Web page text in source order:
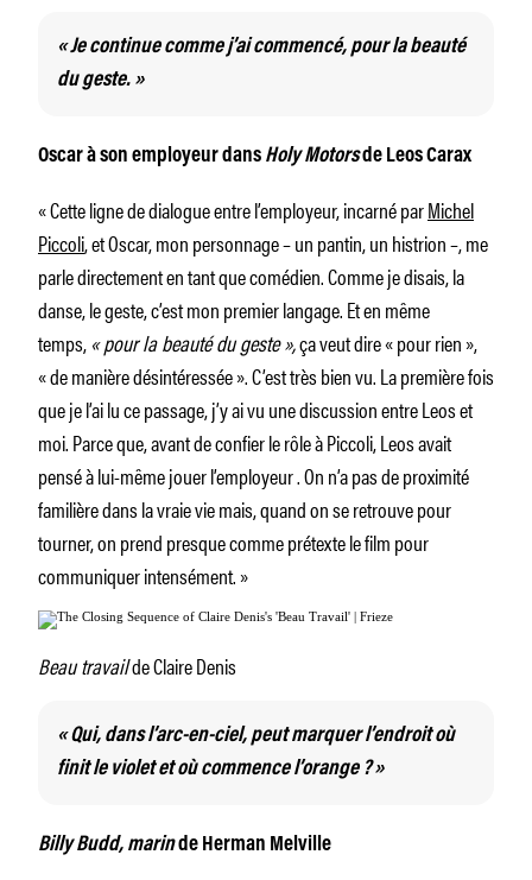
« Je continue comme j’ai commencé, pour la beauté
du geste. »
Oscar à son employeur dans Holy Motorsde Leos Carax
« Cette ligne de dialogue entre l’employeur, incarné parMichel
Piccoli, et Oscar, mon personnage – un pantin, un histrion –, me
parle directement en tant que comédien. Comme je disais, la
danse, le geste, c’est mon premier langage. Et en même
temps,« pour la beauté du geste »,ça veut dire « pour rien »,
« de manière désintéressée ». C’est très bien vu. La première fois
que je l’ai lu ce passage, j’y ai vu une discussion entre Leos et
moi. Parce que, avant de confier le rôle à Piccoli, Leos avait
pensé à lui-même jouer l’employeur. On n’a pas de proximité
familière dans la vraie vie mais, quand on se retrouve pour
tourner, on prend presque comme prétexte le film pour
communiquer intensément. »
Beau travailde Claire Denis
« Qui, dans l’arc-en-ciel, peut marquer l’endroit où
finit le violet et où commence l’orange ? »
Billy Budd, marinde Herman Melville